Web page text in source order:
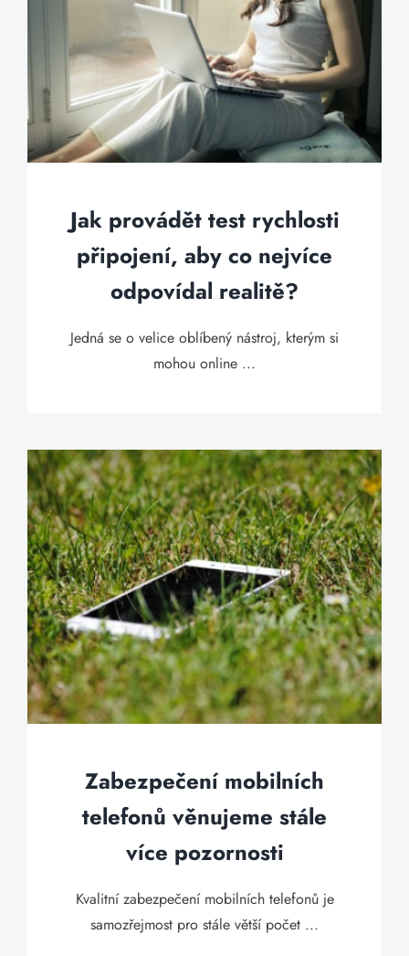
Jak provádět test rychlosti
připojení, aby co nejvíce
odpovídal realitě?
Jedná se o velice oblíbený nástroj, kterým si
mohou online ...
Zabezpečení mobilních
telefonů věnujeme stále
více pozornosti
Kvalitní zabezpečení mobilních telefonů je
samozřejmost pro stále větší počet ...